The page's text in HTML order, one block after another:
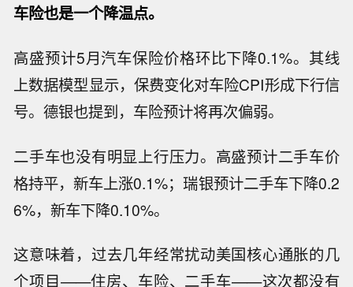
车险也是一个降温点。
高盛预计5月汽车保险价格环比下降0.1%。其线
上数据模型显示，保费变化对车险CPI形成下行信
号。德银也提到，车险预计将再次偏弱。
二手车也没有明显上行压力。高盛预计二手车价
格持平，新车上涨0.1%；瑞银预计二手车下降0.2
6%，新车下降0.10%。
这意味着，过去几年经常扰动美国核心通胀的几
个项目——住房、车险、二手车——这次都没有